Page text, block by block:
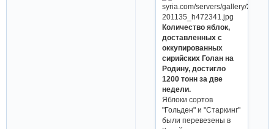
Количество яблок,
доставленных с
оккупированных
сирийских Голан на
Родину, достигло
1200 тонн за две
недели.
Яблоки сортов
"Гольден" и "Старкинг"
были перевезены в